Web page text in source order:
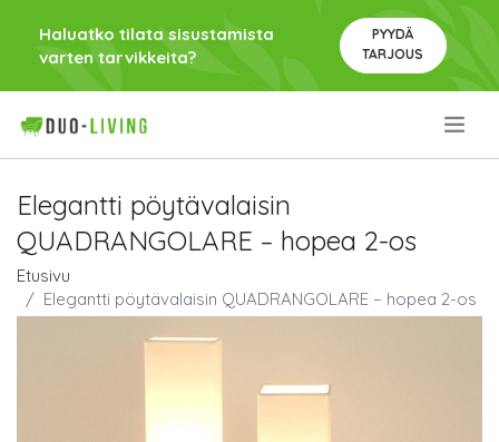
Haluatko tilata sisustamista
varten tarvikkeita?
PYYDÄ
TARJOUS
Elegantti pöytävalaisin
QUADRANGOLARE – hopea 2-os
Etusivu
Elegantti pöytävalaisin QUADRANGOLARE – hopea 2-os